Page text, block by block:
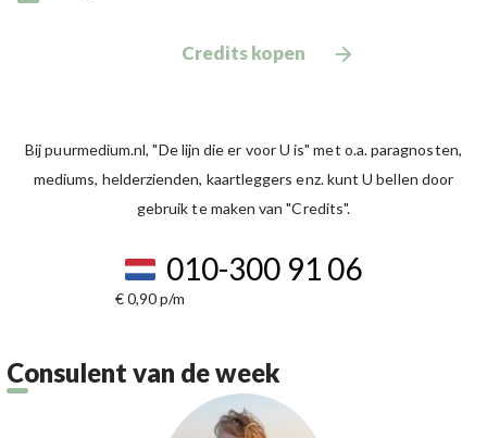
Credits kopen
Bij puurmedium.nl, "De lijn die er voor U is" met o.a. paragnosten,
mediums, helderzienden, kaartleggers enz. kunt U bellen door
gebruik te maken van "Credits".
010-300 91 06
€ 0,90 p/m
Consulent van de week